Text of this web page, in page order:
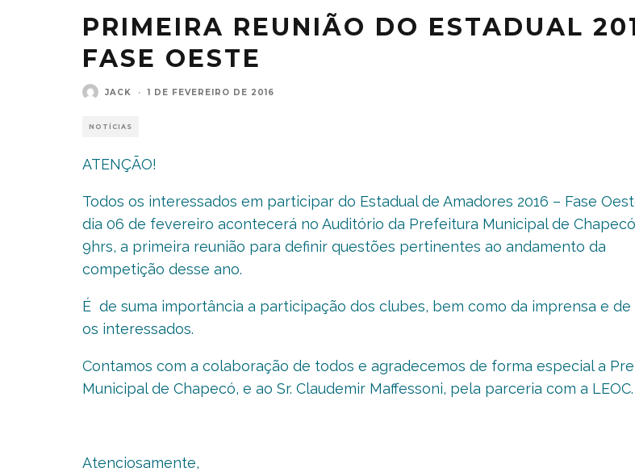
PRIMEIRA REUNIÃO DO ESTADUAL
FASE OESTE
JACK · 1 DE FEVEREIRO DE 2016
NOTÍCIAS
ATENÇÃO!
Todos os interessados em participar do Estadual de Amadores 2016 – Fase
dia 06 de fevereiro acontecerá no Auditório da Prefeitura Municipal de
9hrs, a primeira reunião para definir questões pertinentes ao andamento da
competição desse ano.
É de suma importância a participação dos clubes, bem como da imprensa e de
os interessados.
Contamos com a colaboração de todos e agradecemos de forma especial a
Municipal de Chapecó, e ao Sr. Claudemir Maffessoni, pela parceria com a LEOC.
Atenciosamente,